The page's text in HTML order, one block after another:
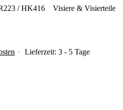
/ HK416 Visiere & Visierteile
Lieferzeit:3 - 5 Tage